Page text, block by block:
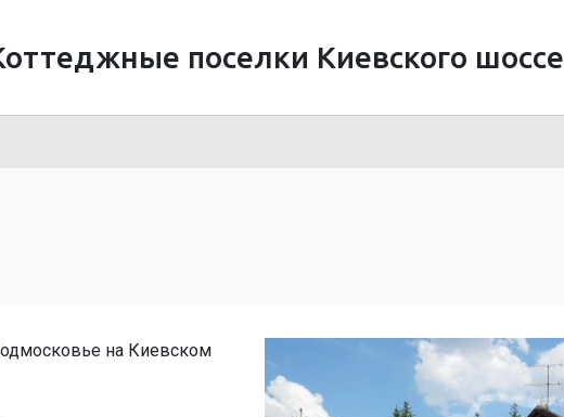
поселки Киевского шоссе
на Киевском